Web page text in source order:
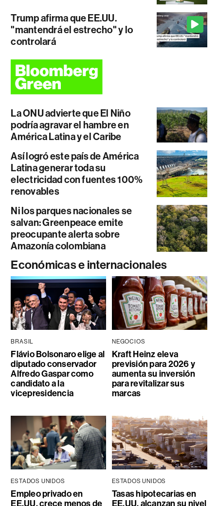
Trump afirma que EE.UU.
"mantendrá el estrecho" y lo
controlará
La ONU advierte que El Niño
podría agravar el hambre en
América Latina y el Caribe
Así logró este país de América
Latina generar toda su
electricidad con fuentes 100%
renovables
Ni los parques nacionales se
salvan: Greenpeace emite
preocupante alerta sobre
Amazonía colombiana
Económicas e internacionales
BRASIL
Flávio Bolsonaro elige al
diputado conservador
Alfredo Gaspar como
candidato a la
vicepresidencia
NEGOCIOS
Kraft Heinz eleva
previsión para 2026 y
aumenta su inversión
para revitalizar sus
marcas
ESTADOS UNIDOS
Empleo privado en
EE.UU. crece menos de
ESTADOS UNIDOS
Tasas hipotecarias en
EE.UU. alcanzan su nivel